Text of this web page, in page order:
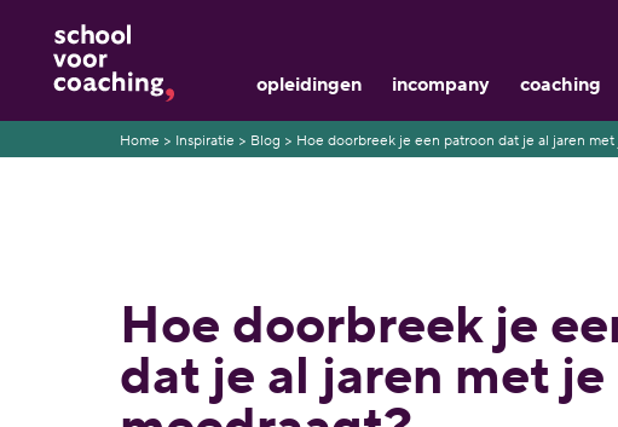
opleidingen incompany coaching
Home > Inspiratie > Blog > Hoe doorbreek je een patroon dat je al jaren
Hoe doorbreek je
dat je al jaren met je